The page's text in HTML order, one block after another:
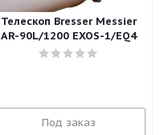
Телескоп Bresser Messier
AR-90L/1200 EXOS-1/EQ4
Под заказ